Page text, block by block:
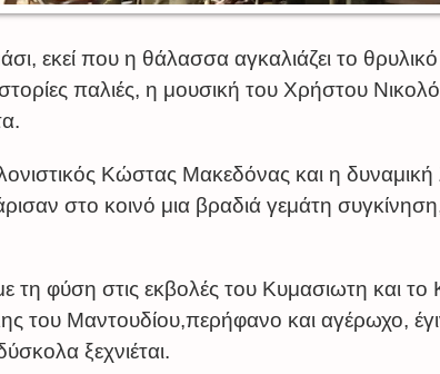
εκεί που η θάλασσα αγκαλιάζει το
παλιές, η μουσική του Χρήστου
Κώστας Μακεδόνας και η
στο κοινό μια βραδιά γεμάτη
τη φύση στις εκβολές του Κυμασιωτη και
του Μαντουδίου,περήφανο και αγέρωχο,
ξεχνιέται.